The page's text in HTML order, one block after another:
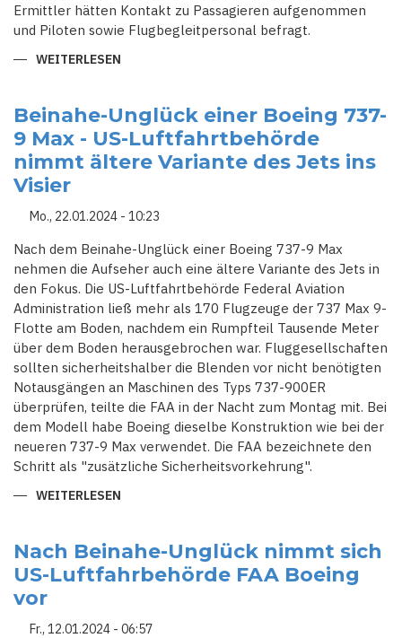
Ermittler hätten Kontakt zu Passagieren aufgenommen
und Piloten sowie Flugbegleitpersonal befragt.
WEITERLESEN
UNGLÜCK
MIT
BOEING
737
MAX
Beinahe-Unglück einer Boeing 737-
9 Max - US-Luftfahrtbehörde
nimmt ältere Variante des Jets ins
Visier
Mo., 22.01.2024 - 10:23
Nach dem Beinahe-Unglück einer Boeing 737-9 Max
nehmen die Aufseher auch eine ältere Variante des Jets in
den Fokus. Die US-Luftfahrtbehörde Federal Aviation
Administration ließ mehr als 170 Flugzeuge der 737 Max 9-
Flotte am Boden, nachdem ein Rumpfteil Tausende Meter
über dem Boden herausgebrochen war. Fluggesellschaften
sollten sicherheitshalber die Blenden vor nicht benötigten
Notausgängen an Maschinen des Typs 737-900ER
überprüfen, teilte die FAA in der Nacht zum Montag mit. Bei
dem Modell habe Boeing dieselbe Konstruktion wie bei der
neueren 737-9 Max verwendet. Die FAA bezeichnete den
Schritt als "zusätzliche Sicherheitsvorkehrung".
WEITERLESEN
BOEING
737-
9
MAX
LUFTFAHRTBEHÖRDE
NIMMT
Nach Beinahe-Unglück nimmt sich
US-Luftfahrbehörde FAA Boeing
vor
Fr., 12.01.2024 - 06:57